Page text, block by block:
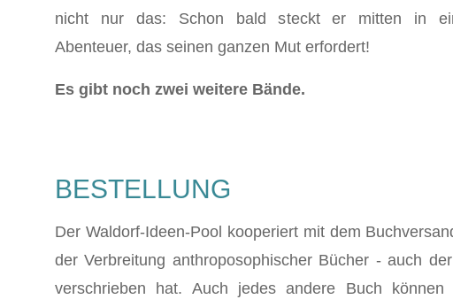
nicht nur das: Schon bald steckt er mitten in
Abenteuer, das seinen ganzen Mut erfordert!
Es gibt noch zwei weitere Bände.
BESTELLUNG
Der Waldorf-Ideen-Pool kooperiert mit dem
der Verbreitung anthroposophischer Bücher - auch
verschrieben hat. Auch jedes andere Buch